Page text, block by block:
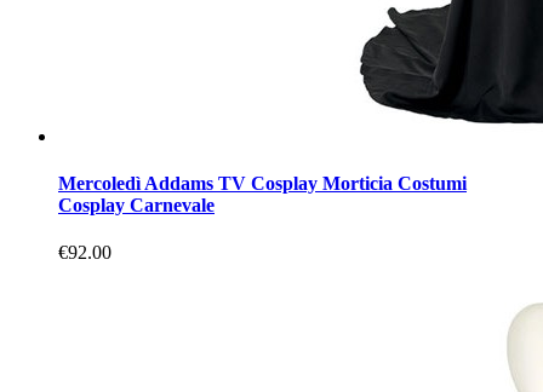
Mercoledì Addams TV Cosplay Morticia Costumi
Cosplay Carnevale
€92.00